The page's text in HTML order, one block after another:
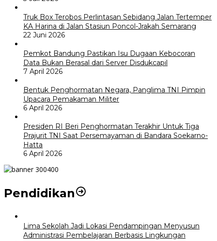
Truk Box Terobos Perlintasan Sebidang Jalan Tertemper
KA Harina di Jalan Stasiun Poncol-Jrakah Semarang
22 Juni 2026
Pemkot Bandung Pastikan Isu Dugaan Kebocoran
Data Bukan Berasal dari Server Disdukcapil
7 April 2026
Bentuk Penghormatan Negara, Panglima TNI Pimpin
Upacara Pemakaman Militer
6 April 2026
Presiden RI Beri Penghormatan Terakhir Untuk Tiga
Prajurit TNI Saat Persemayaman di Bandara Soekarno-
Hatta
6 April 2026
Pendidikan
Lima Sekolah Jadi Lokasi Pendampingan Menyusun
Administrasi Pembelajaran Berbasis Lingkungan